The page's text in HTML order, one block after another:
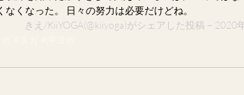
なくなった。 日々の努力は必要だけどね。
きえ/KiiYOGA(@kiiyoga)がシェアした投稿 – 2020